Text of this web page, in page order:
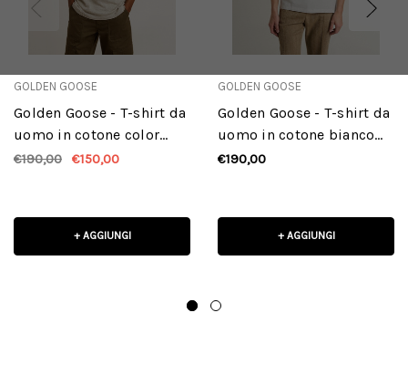
GOLDEN GOOSE
Golden Goose - T-shirt da
uomo in cotone color
grigio con stampa
€190,00 €150,00
+ AGGIUNGI
GOLDEN GOOSE
Golden Goose - T-shirt da
uomo in cotone bianco
con stampa verde
€190,00
+ AGGIUNGI